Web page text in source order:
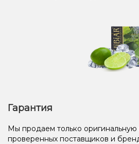
Гарантия
Мы продаем только
проверенных поставщиков и